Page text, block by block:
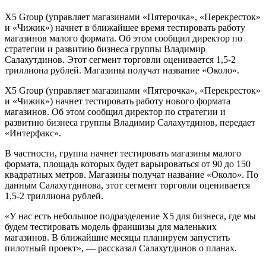
X5 Group (управляет магазинами «Пятерочка», «Перекресток»
и «Чижик») начнет в ближайшее время тестировать работу
магазинов малого формата. Об этом сообщил директор по
стратегии и развитию бизнеса группы Владимир
Салахутдинов. Этот сегмент торговли оценивается 1,5-2
триллиона рублей. Магазины получат название «Около».
X5 Group (управляет магазинами «Пятерочка», «Перекресток»
и «Чижик») начнет тестировать работу нового формата
магазинов. Об этом сообщил директор по стратегии и
развитию бизнеса группы Владимир Салахутдинов, передает
«Интерфакс».
В частности, группа начнет тестировать магазины малого
формата, площадь которых будет варьироваться от 90 до 150
квадратных метров. Магазины получат название «Около». По
данным Салахутдинова, этот сегмент торговли оценивается
1,5-2 триллиона рублей.
«У нас есть небольшое подразделение X5 для бизнеса, где мы
будем тестировать модель франшизы для маленьких
магазинов. В ближайшие месяцы планируем запустить
пилотный проект», — рассказал Салахутдинов о планах.